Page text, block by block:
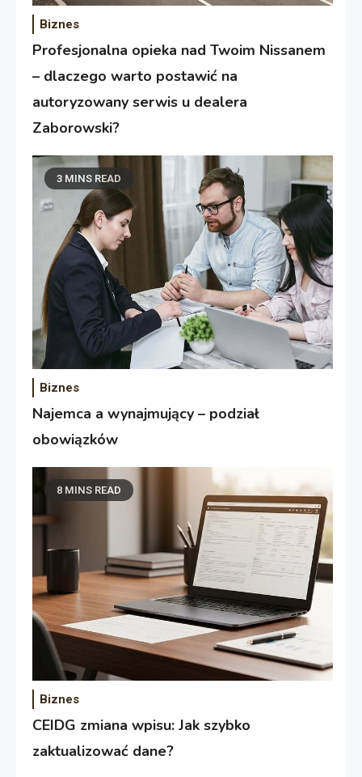
Biznes
Profesjonalna opieka nad Twoim Nissanem
– dlaczego warto postawić na
autoryzowany serwis u dealera
Zaborowski?
3 MINS READ
Biznes
Najemca a wynajmujący – podział
obowiązków
8 MINS READ
Biznes
CEIDG zmiana wpisu: Jak szybko
zaktualizować dane?